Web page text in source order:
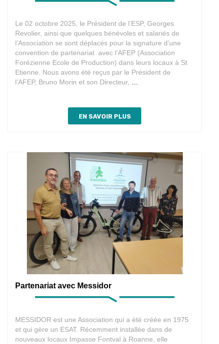
Le 02 octobre 2025, le Président de l’ESP, Georges
Revolier, ainsi que quelques bénévoles et salariés de
l’Association se sont déplacés pour la signature d’une
convention de partenariat avec l’AFEP (Association
Forézienne Ecole de Production) dans leurs locaux à St
Etienne. Nous avons été reçus par le Président de
l’AFEP, Bruno Morin et son Directeur,
EN SAVOIR PLUS
Partenariat avec Messidor
MESSIDOR est une Association qui a été créée en 1975
et qui gère un ESAT. Récemment installée dans de
nouveaux locaux Impasse Fontval à Roanne, elle